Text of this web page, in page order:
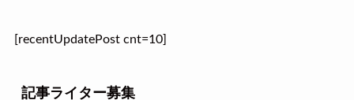
[recentUpdatePost cnt=10]
記事ライター募集